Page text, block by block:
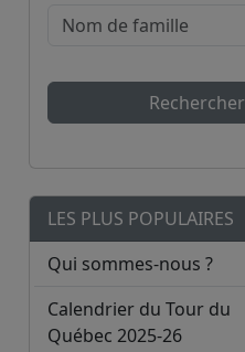
Rechercher
LES PLUS POPULAIRES
Qui sommes-nous ?
Calendrier du Tour du
Québec 2025-26